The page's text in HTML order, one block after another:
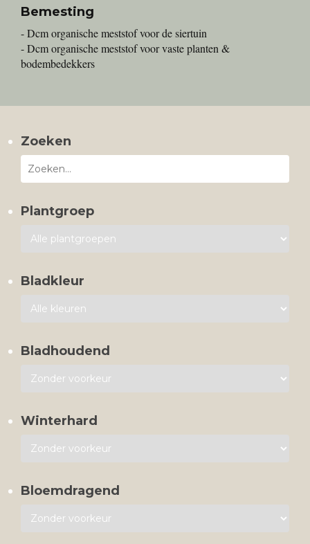
Bemesting
- Dcm organische meststof voor de siertuin
- Dcm organische meststof voor vaste planten &
bodembedekkers
Zoeken
Plantgroep
Bladkleur
Bladhoudend
Winterhard
Bloemdragend